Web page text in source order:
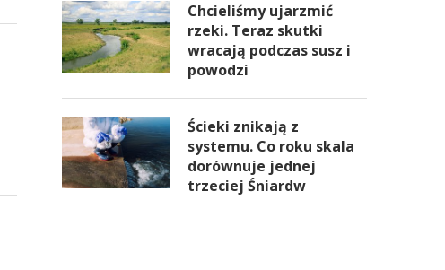
Chcieliśmy ujarzmić
rzeki. Teraz skutki
wracają podczas susz i
powodzi
Ścieki znikają z
systemu. Co roku skala
dorównuje jednej
trzeciej Śniardw